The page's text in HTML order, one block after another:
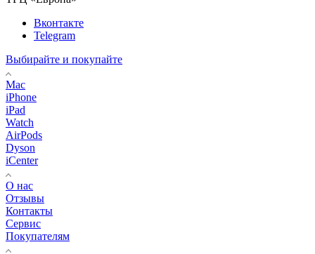
Вконтакте
Telegram
Выбирайте и покупайте
Mac
iPhone
iPad
Watch
AirPods
Dyson
iCenter
О нас
Отзывы
Контакты
Сервис
Покупателям